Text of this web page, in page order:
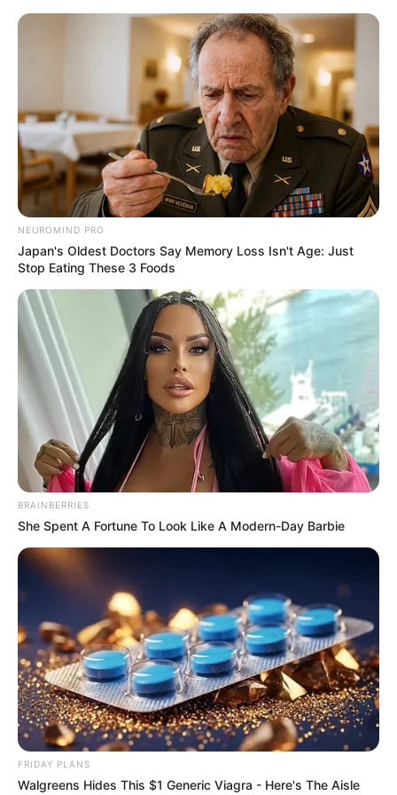
au
AU PETIT PARIEUR
Pronostic Gratuit du Tiercé Quinté PMU du jour
Menu
PRIX DU HARAS DE JARDY 23-05-2023
Pronostic PMU et bruits d’écuries du
Tiercé Quinté du jour pour le PRIX DU
HARAS DE JARDY ce 23 Mai 2023
NEUROMIND PRO
Japan's Oldest Doctors Say Memory Loss Isn't Age: Just
Stop Eating These 3 Foods
BRAINBERRIES
She Spent A Fortune To Look Like A Modern-Day Barbie
FRIDAY PLANS
Walgreens Hides This $1 Generic Viagra - Here's The Aisle